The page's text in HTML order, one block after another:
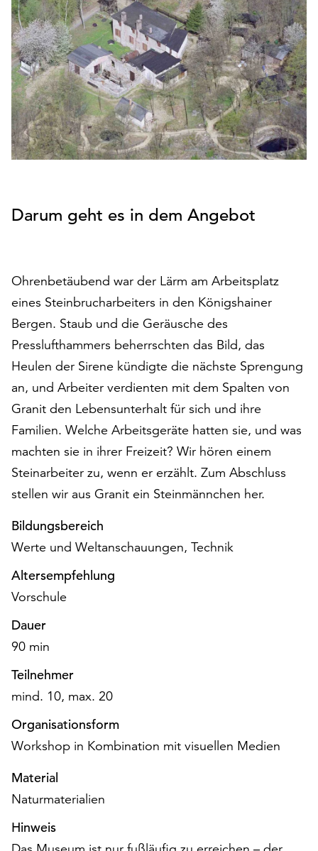
den
Betrieb
der
Seite
notwendig
sind
(funktionale
Cookies),
sowie
solche,
zu
anonymen
werden.
Klicken
Sie
auf
„Alle
akzeptieren“,
alle
Cookies
zu
akzeptieren.
können
Ihr
jederzeit
ändern
widerrufen.
Dafür
Ihnen
am
der
Seite
Schaltfläche
„Cookie-
Einstellungen“
zur
Funktionale
Cookies
Darum geht es in dem Angebot
Ohrenbetäubend war der Lärm am Arbeitsplatz
eines Steinbrucharbeiters in den Königshainer
Bergen. Staub und die Geräusche des
Presslufthammers beherrschten das Bild, das
Heulen der Sirene kündigte die nächste Sprengung
an, und Arbeiter verdienten mit dem Spalten von
Granit den Lebensunterhalt für sich und ihre
Familien. Welche Arbeitsgeräte hatten sie, und was
machten sie in ihrer Freizeit? Wir hören einem
Steinarbeiter zu, wenn er erzählt. Zum Abschluss
stellen wir aus Granit ein Steinmännchen her.
Bildungsbereich
Werte und Weltanschauungen, Technik
Altersempfehlung
Vorschule
Dauer
90 min
Teilnehmer
mind. 10, max. 20
Organisationsform
Workshop in Kombination mit visuellen Medien
Material
Naturmaterialien
Hinweis